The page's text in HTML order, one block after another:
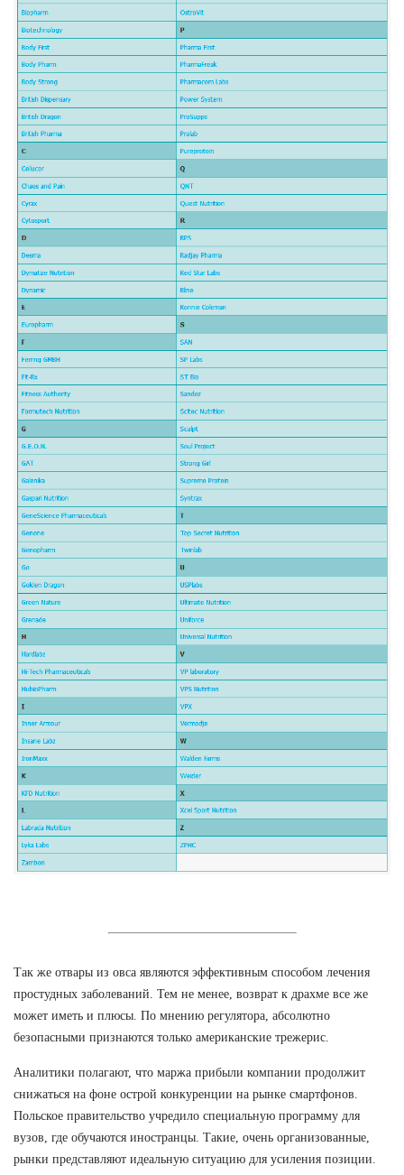
Так же отвары из овса являются эффективным способом лечения
простудных заболеваний. Тем не менее, возврат к драхме все же
может иметь и плюсы. По мнению регулятора, абсолютно
безопасными признаются только американские трежерис.
Аналитики полагают, что маржа прибыли компании продолжит
снижаться на фоне острой конкуренции на рынке смартфонов.
Польское правительство учредило специальную программу для
вузов, где обучаются иностранцы. Такие, очень организованные,
рынки представляют идеальную ситуацию для усиления позиции.